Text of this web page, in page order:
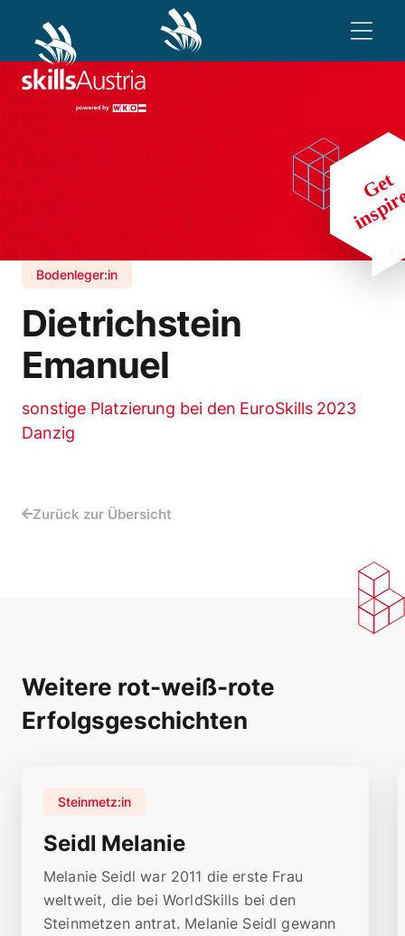
Bodenleger:in
Dietrichstein
Emanuel
sonstige Platzierung bei den EuroSkills 2023
Danzig
Zurück zur Übersicht
Weitere rot-weiß-rote
Erfolgsgeschichten
Seidl Melanie
Steinmetz:in
Melanie Seidl war 2011 die erste Frau
weltweit, die bei WorldSkills bei den
Steinmetzen antrat. Melanie Seidl gewann